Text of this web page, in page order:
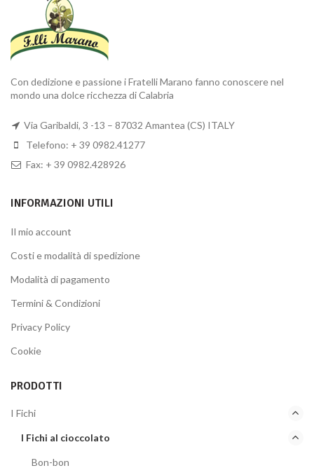
Con dedizione e passione i Fratelli Marano fanno conoscere nel
mondo una dolce ricchezza di Calabria
Via Garibaldi, 3 -13 – 87032 Amantea (CS) ITALY
Telefono: + 39 0982.41277
Fax: + 39 0982.428926
INFORMAZIONI UTILI
Il mio account
Costi e modalità di spedizione
Modalità di pagamento
Termini & Condizioni
Privacy Policy
Cookie
PRODOTTI
I Fichi
I Fichi al cioccolato
Bon-bon